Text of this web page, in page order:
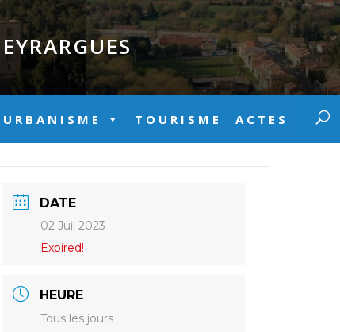
URBANISME TOURISME ACTES
DATE
02 Juil 2023
Expired!
HEURE
Tous les jours